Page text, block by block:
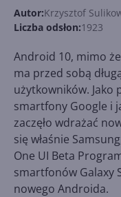
Autor:Krzysztof
Liczba odsłon:1923
Android 10, mimo że
ma przed sobą
użytkowników. Jako
smartfony Google i
zaczęło wdrażać
się właśnie
One UI Beta
smartfonów Galaxy
nowego Androida.